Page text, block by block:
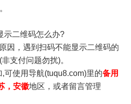
。
示二维码怎么办?
因，遇到扫码不能显示二维码的
(非支付问题勿扰)。
使用导航(tuqu8.com)里的备用
，安徽地区，或者留言管理